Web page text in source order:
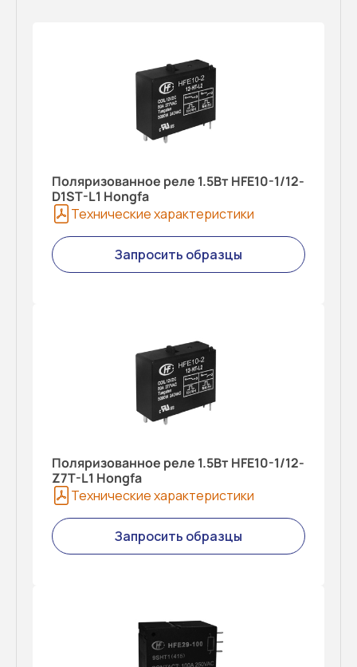
Поляризованное реле 1.5Вт HFE10-1/12-
D1ST-L1 Hongfa
Технические характеристики
Запросить образцы
Поляризованное реле 1.5Вт HFE10-1/12-
Z7T-L1 Hongfa
Технические характеристики
Запросить образцы